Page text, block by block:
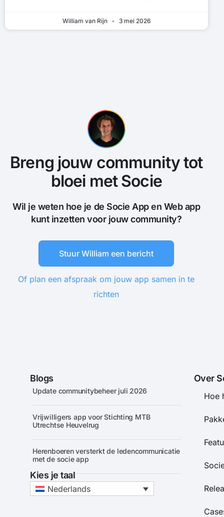
William van Rijn 3 mei 2026
Breng jouw community tot
bloei met Socie
Wil je weten hoe je de Socie App en Web app
kunt inzetten voor jouw community?
Stuur William een bericht
Of plan een afspraak om jouw app samen in te
richten
Blogs
Update communitybeheer juli 2026
Vrijwilligers app voor Stichting MTB
Utrechtse Heuvelrug
Herenboeren versterkt de ledencommunicatie
met de socie app
Kies je taal
Nederlands
Over
Hoe